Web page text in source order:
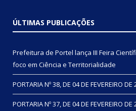
ÚLTIMAS PUBLICAÇÕES
Prefeitura de Portel lança III Feira
foco em Ciência e Territorialidade
PORTARIA Nº 38, DE 04 DE FEVEREIRO DE
PORTARIA Nº 37, DE 04 DE FEVEREIRO DE